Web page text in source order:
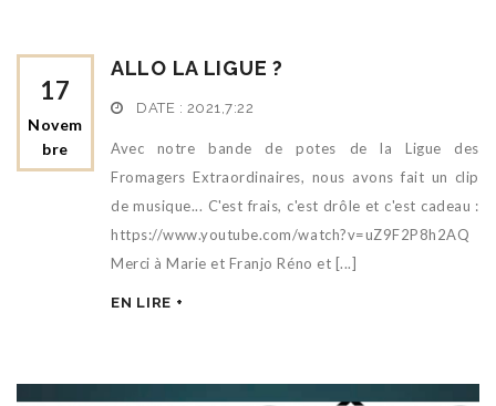
17
Novem
Bre
ALLO LA LIGUE ?
DATE : 2021,7:22
Avec notre bande de potes de la Ligue des
Fromagers Extraordinaires, nous avons fait un clip
de musique... C'est frais, c'est drôle et c'est cadeau :
https://www.youtube.com/watch?v=uZ9F2P8h2AQ
Merci à Marie et Franjo Réno et [...]
EN LIRE +